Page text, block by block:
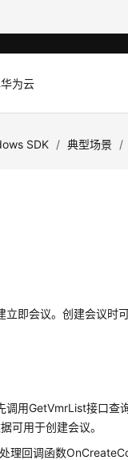
为云
SDK / 典型场景 /
即会议。创建会议时
用GetVmrList接口查
可用于创建会议。
理回调函数